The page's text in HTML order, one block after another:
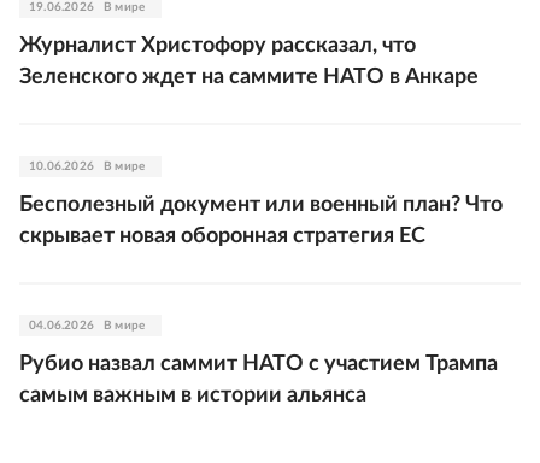
19.06.2026 В мире
Журналист Христофору рассказал, что
Зеленского ждет на саммите НАТО в Анкаре
10.06.2026 В мире
Бесполезный документ или военный план? Что
скрывает новая оборонная стратегия ЕС
04.06.2026 В мире
Рубио назвал саммит НАТО с участием Трампа
самым важным в истории альянса